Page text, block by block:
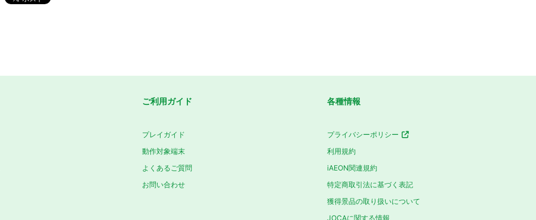
ご利用ガイド
プレイガイド
動作対象端末
よくあるご質問
お問い合わせ
各種情報
プライバシーポリシー
利用規約
iAEON関連規約
特定商取引法に基づく表記
獲得景品の取り扱いについて
JOCAに関する情報